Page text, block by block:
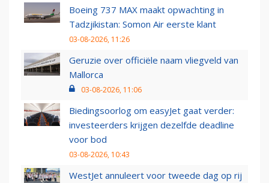
Boeing 737 MAX maakt opwachting in
Tadzjikistan: Somon Air eerste klant
03-08-2026, 11:26
Geruzie over officiële naam vliegveld van
Mallorca
03-08-2026, 11:06
Biedingsoorlog om easyJet gaat verder:
investeerders krijgen dezelfde deadline
voor bod
03-08-2026, 10:43
WestJet annuleert voor tweede dag op rij